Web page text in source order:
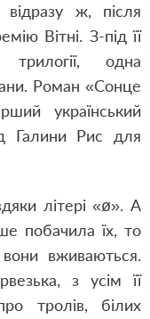
ж, після
Вітні. З-під її
одна
Роман «Сонце
український
Галини Рис для
літері «ø». А
побачила їх, то
вживаються.
з усім її
тролів, білих